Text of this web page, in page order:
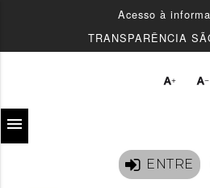
Acesso à
TRANSPARÊNCIA
 
menu
ENTRE